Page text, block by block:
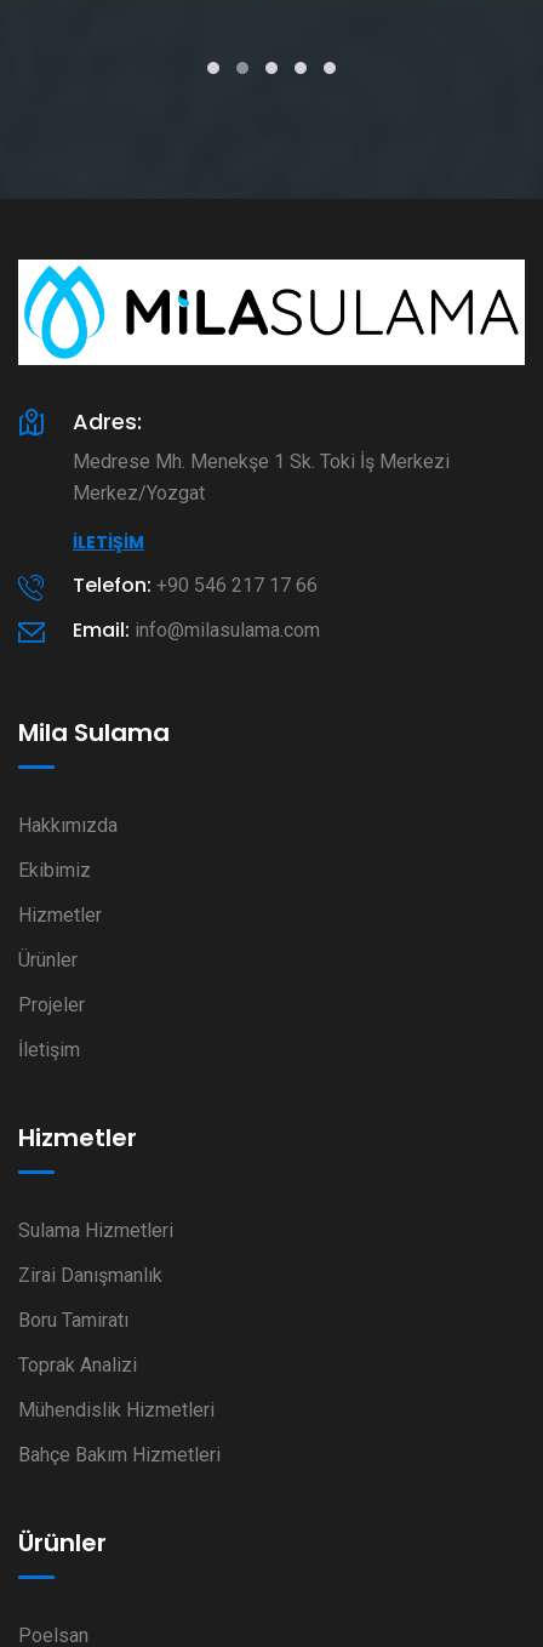
Adres:
Medrese Mh. Menekşe 1 Sk. Toki İş Merkezi
Merkez/Yozgat
İLETIŞIM
Telefon: +90 546 217 17 66
Email: info@milasulama.com
Mila Sulama
Hakkımızda
Ekibimiz
Hizmetler
Ürünler
Projeler
İletişim
Hizmetler
Sulama Hizmetleri
Zirai Danışmanlık
Boru Tamiratı
Toprak Analizi
Mühendislik Hizmetleri
Bahçe Bakım Hizmetleri
Ürünler
Poelsan